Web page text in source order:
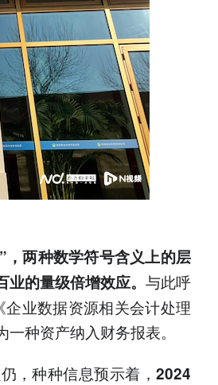
两种数学符号含义上的层
的量级倍增效应。 与此呼
业数据资源相关会计处理
种资产纳入财务报表。
，种种信息预示着， 2024